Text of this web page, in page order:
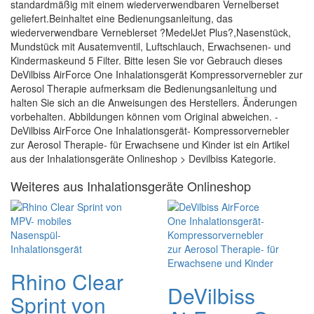
standardmäßig mit einem wiederverwendbaren Vernelberset
geliefert.Beinhaltet eine Bedienungsanleitung, das
wiederverwendbare Verneblerset ?MedelJet Plus?,Nasenstück,
Mundstück mit Ausatemventil, Luftschlauch, Erwachsenen- und
Kindermaskeund 5 Filter. Bitte lesen Sie vor Gebrauch dieses
DeVilbiss AirForce One Inhalationsgerät Kompressorvernebler zur
Aerosol Therapie aufmerksam die Bedienungsanleitung und
halten Sie sich an die Anweisungen des Herstellers. Änderungen
vorbehalten. Abbildungen können vom Original abweichen. -
DeVilbiss AirForce One Inhalationsgerät- Kompressorvernebler
zur Aerosol Therapie- für Erwachsene und Kinder ist ein Artikel
aus der Inhalationsgeräte Onlineshop > Devilbiss Kategorie.
Weiteres aus Inhalationsgeräte Onlineshop
Rhino Clear
Sprint von DeVilbiss